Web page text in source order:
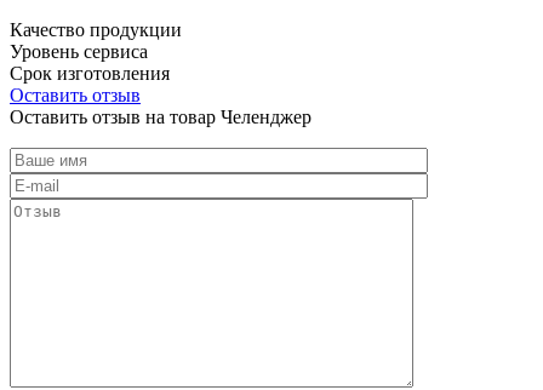
Качество продукции
Уровень сервиса
Срок изготовления
Оставить отзыв
Оставить отзыв на товар Челенджер